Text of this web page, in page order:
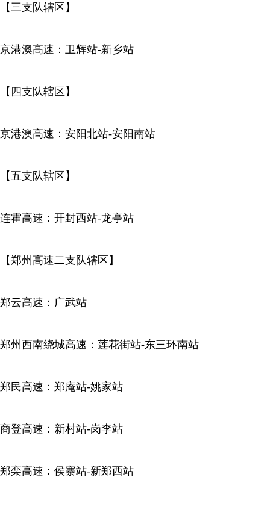
【三支队辖区】
京港澳高速：卫辉站-新乡站
【四支队辖区】
京港澳高速：安阳北站-安阳南站
【五支队辖区】
连霍高速：开封西站-龙亭站
【郑州高速二支队辖区】
郑云高速：广武站
郑州西南绕城高速：莲花街站-东三环南站
郑民高速：郑庵站-姚家站
商登高速：新村站-岗李站
郑栾高速：侯寨站-新郑西站